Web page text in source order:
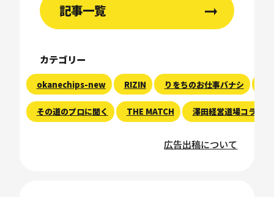
記事一覧
カテゴリー
okanechips-new RIZIN りをちのお仕事バナシ
その道のプロに聞く THE MATCH 澤田経営道場コラム
広告出稿について